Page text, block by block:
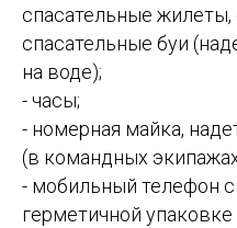
спасательные жилеты,
спасательные буи
на воде);
- часы;
- номерная майка,
(в командных
- мобильный телефон
герметичной